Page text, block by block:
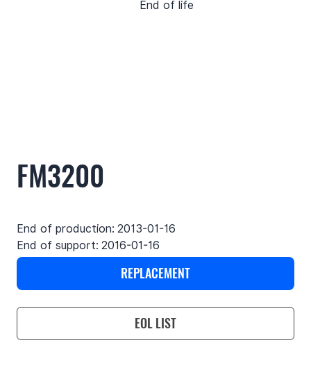
End of life
FM3200
End of production: 2013-01-16
End of support: 2016-01-16
REPLACEMENT
EOL LIST